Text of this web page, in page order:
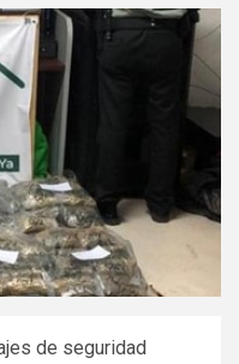
de seguridad